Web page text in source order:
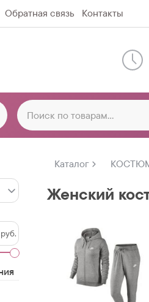
Обратная связь Контакты
руб.
Каталог
Женский